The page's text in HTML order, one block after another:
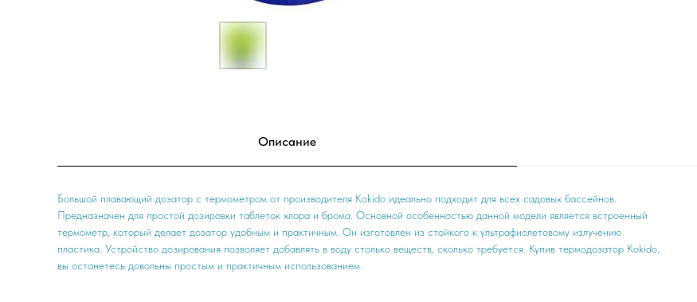
Описание
Большой плавающий дозатор с термометром от производителя Kokido идеально подходит для всех садовых бассейнов.
Предназначен для простой дозировки таблеток хлора и брома. Основной особенностью данной модели является встроенный
термометр, который делает дозатор удобным и практичным. Он изготовлен из стойкого к ультрафиолетовому излучению
пластика. Устройство дозирования позволяет добавлять в воду столько веществ, сколько требуется. Купив термодозатор Kokido,
вы останетесь довольны простым и практичным использованием.